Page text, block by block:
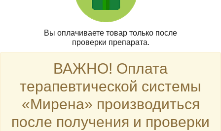
Вы оплачиваете товар только после
проверки препарата.
ВАЖНО! Оплата
терапевтической системы
«Мирена» производиться
после получения и проверки